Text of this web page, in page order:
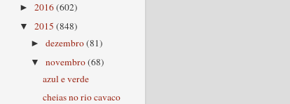
► 2016(602)
▼ 2015 (848)
►dezembro(81)
▼novembro(68)
azul e verde
cheias no rio cavaco